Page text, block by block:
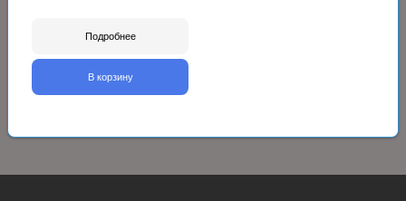
Подробнее
В корзину